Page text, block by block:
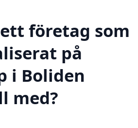
företag som
på
i Boliden
med?